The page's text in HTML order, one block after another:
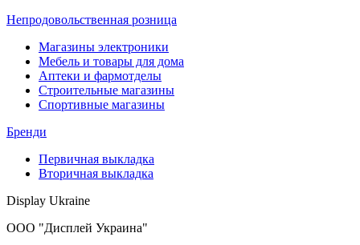
Непродовольственная розница
Магазины электроники
Мебель и товары для дома
Аптеки и фармотделы
Строительные магазины
Спортивные магазины
Бренди
Первичная выкладка
Вторичная выкладка
Display Ukraine
ООО "Дисплей Украина"